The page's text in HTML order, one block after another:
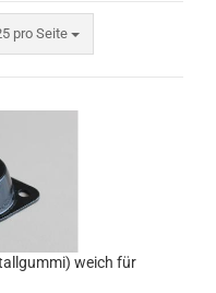
pro Seite
weich für